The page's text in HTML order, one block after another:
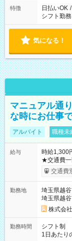
特徴 日払いOK /
シフト勤務
気になる！
マニュアル通
な時にお仕事
アルバイト 職種未
給与
時給1,300
★交通費一
※勤務回
り！】 希
例】 ・河
×8時間＝
円の場合
円（役割手
間】試用期
交通費
勤務地
埼玉県越
埼玉県越
株式会
勤務時間
シフト制
1日あたり